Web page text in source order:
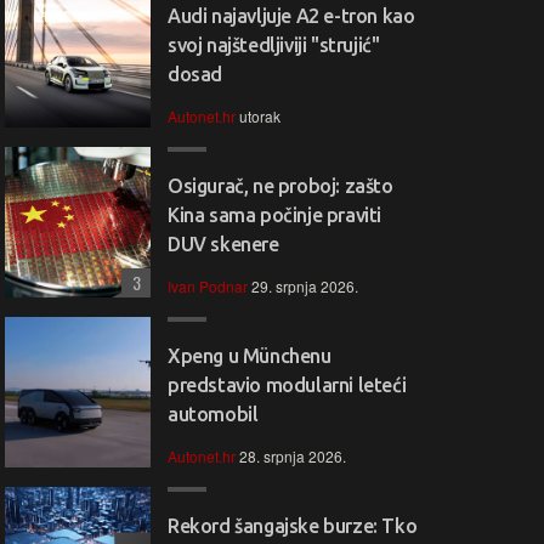
Audi najavljuje A2 e-tron kao
svoj najštedljiviji "strujić"
dosad
Autonet.hrutorak
Osigurač, ne proboj: zašto
Kina sama počinje praviti
DUV skenere
Ivan Podnar29. srpnja 2026.
3
Xpeng u Münchenu
predstavio modularni leteći
automobil
Autonet.hr28. srpnja 2026.
Rekord šangajske burze: Tko